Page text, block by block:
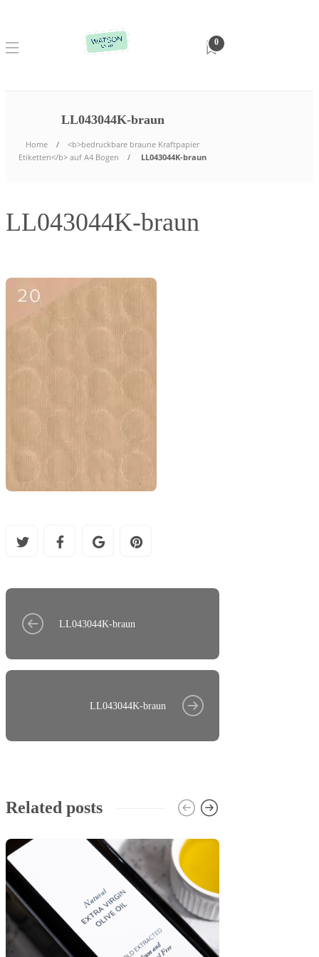
0
LL043044K-braun
Home
<b>bedruckbare braune Kraftpapier
Etiketten</b> auf A4 Bogen
LL043044K-braun
LL043044K-braun
LL043044K-braun
LL043044K-braun
Related posts